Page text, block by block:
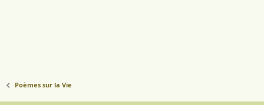
Poèmes sur la Vie